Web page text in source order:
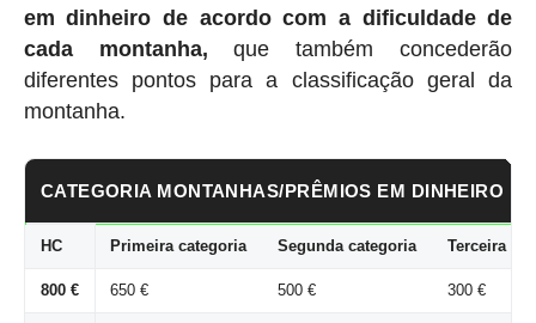
em dinheiro de acordo com a dificuldade de
cada montanha, que também concederão
diferentes pontos para a classificação geral da
montanha.
CATEGORIA MONTANHAS/PRÊMIOS EM DINHEIRO
HC Primeira categoria Segunda categoria Terceira
800 € 650 € 500 € 300 €